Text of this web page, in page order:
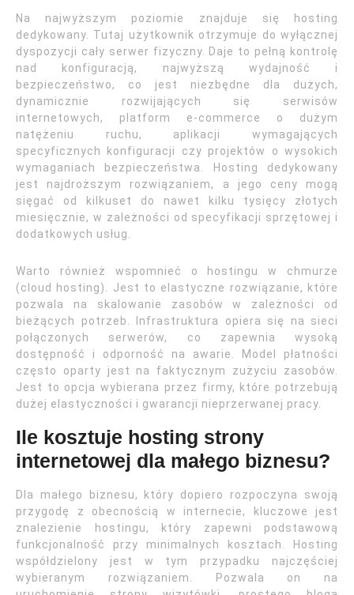
Na najwyższym poziomie znajduje się hosting
dedykowany. Tutaj użytkownik otrzymuje do wyłącznej
dyspozycji cały serwer fizyczny. Daje to pełną kontrolę
nad konfiguracją, najwyższą wydajność i
bezpieczeństwo, co jest niezbędne dla dużych,
dynamicznie rozwijających się serwisów
internetowych, platform e-commerce o dużym
natężeniu ruchu, aplikacji wymagających
specyficznych konfiguracji czy projektów o wysokich
wymaganiach bezpieczeństwa. Hosting dedykowany
jest najdroższym rozwiązaniem, a jego ceny mogą
sięgać od kilkuset do nawet kilku tysięcy złotych
miesięcznie, w zależności od specyfikacji sprzętowej i
dodatkowych usług.
Warto również wspomnieć o hostingu w chmurze
(cloud hosting). Jest to elastyczne rozwiązanie, które
pozwala na skalowanie zasobów w zależności od
bieżących potrzeb. Infrastruktura opiera się na sieci
połączonych serwerów, co zapewnia wysoką
dostępność i odporność na awarie. Model płatności
często oparty jest na faktycznym zużyciu zasobów.
Jest to opcja wybierana przez firmy, które potrzebują
dużej elastyczności i gwarancji nieprzerwanej pracy.
Ile kosztuje hosting strony
internetowej dla małego biznesu?
Dla małego biznesu, który dopiero rozpoczyna swoją
przygodę z obecnością w internecie, kluczowe jest
znalezienie hostingu, który zapewni podstawową
funkcjonalność przy minimalnych kosztach. Hosting
współdzielony jest w tym przypadku najczęściej
wybieranym rozwiązaniem. Pozwala on na